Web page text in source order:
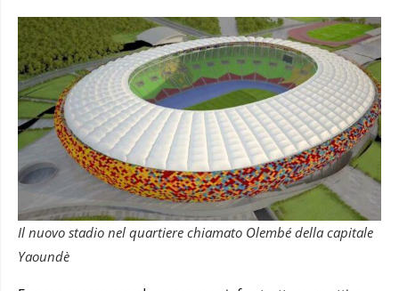
Il nuovo stadio nel quartiere chiamato Olembé della capitale
Yaoundè